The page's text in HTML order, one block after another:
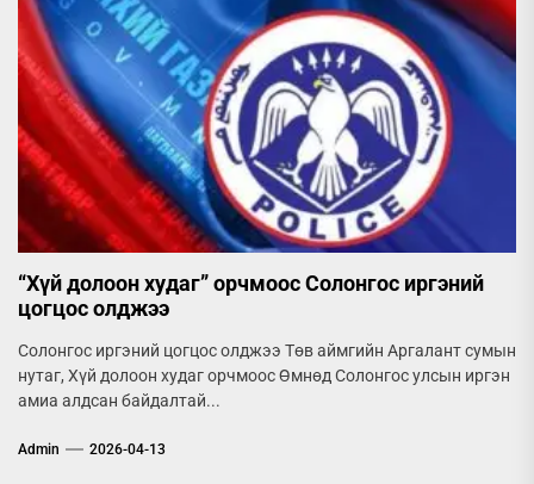
“Хүй долоон худаг” орчмоос Солонгос иргэний
цогцос олджээ
Солонгос иргэний цогцос олджээ Төв аймгийн Аргалант сумын
нутаг, Хүй долоон худаг орчмоос Өмнөд Солонгос улсын иргэн
амиа алдсан байдалтай...
Admin 2026-04-13